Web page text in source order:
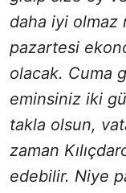
daha iyi olmaz
pazartesi
olacak. Cuma
eminsiniz iki
takla olsun,
zaman
edebilir. Niye